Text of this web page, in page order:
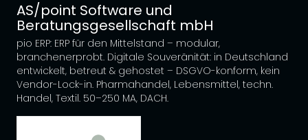
AS/point Software und
Beratungsgesellschaft mbH
pio ERP: ERP für den Mittelstand – modular,
branchenerprobt. Digitale Souveränität: in Deutschland
entwickelt, betreut & gehostet – DSGVO-konform, kein
Vendor-Lock-in. Pharmahandel, Lebensmittel, techn.
Handel, Textil. 50–250 MA, DACH.